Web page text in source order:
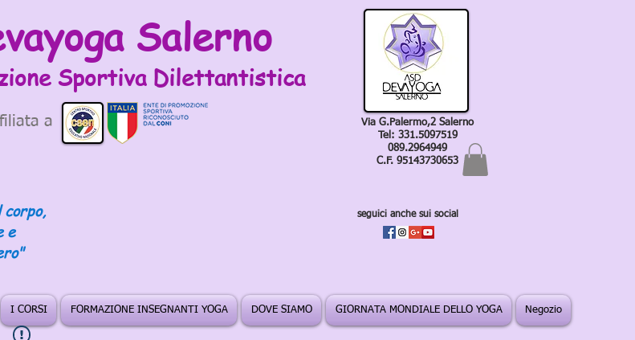
Salerno
Sportiva Dilettantistica
a
e
Via G.Palermo,2 Salerno
Tel: 331.5097519
089.2964949
C.F. 95143730653
seguici anche sui social
I CORSI FORMAZIONE INSEGNANTI YOGA DOVE SIAMO GIORNATA MONDIALE DELLO YOGA Negozio